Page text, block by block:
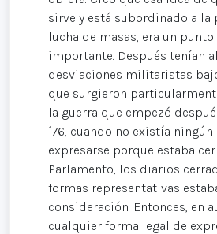
sirve y está subordinado a la
lucha de masas, era un
importante. Después tenían
desviaciones militaristas
que surgieron
la guerra que empezó
´76, cuando no existía ningún
expresarse porque estaba
Parlamento, los diarios
formas representativas
consideración. Entonces, en
cualquier forma legal de